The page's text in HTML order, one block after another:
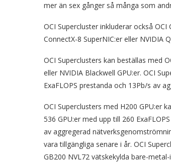
mer än sex gånger så många som
OCI Supercluster inkluderar också
ConnectX-8 SuperNIC:er eller NVIDIA
OCI Superclusters kan beställas med
eller NVIDIA Blackwell GPU:er. OCI
ExaFLOPS prestanda och 13Pb/s av
OCI Superclusters med H200 GPU:er
536 GPU:er med upp till 260
av aggregerad
vara tillgängliga senare i år. OCI
GB200 NVL72 vätskekylda bare-